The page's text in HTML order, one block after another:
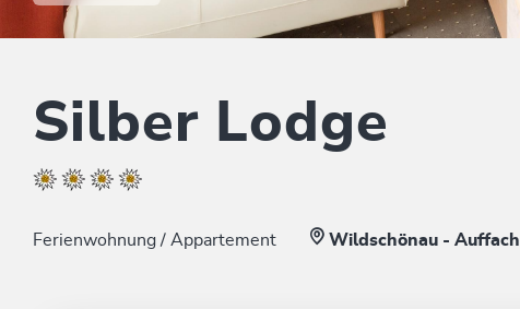
Silber Lodge
Ferienwohnung / Appartement Wildschönau - Auffach